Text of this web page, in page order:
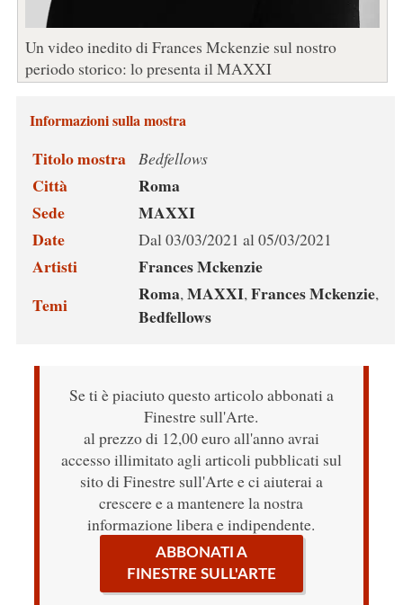
Un video inedito di Frances Mckenzie sul nostro
periodo storico: lo presenta il MAXXI
Informazioni sulla mostra
Titolo mostra Bedfellows
Città
Roma
Sede
MAXXI
Date
Dal 03/03/2021 al 05/03/2021
Artisti
Frances Mckenzie
Temi
Roma,MAXXI,Frances Mckenzie,
Bedfellows
Se ti è piaciuto questo articolo abbonati a
Finestre sull'Arte.
al prezzo di 12,00 euro all'anno avrai
accesso illimitato agli articoli pubblicati sul
sito di Finestre sull'Arte e ci aiuterai a
crescere e a mantenere la nostra
informazione libera e indipendente.
ABBONATI A
FINESTRE SULL'ARTE